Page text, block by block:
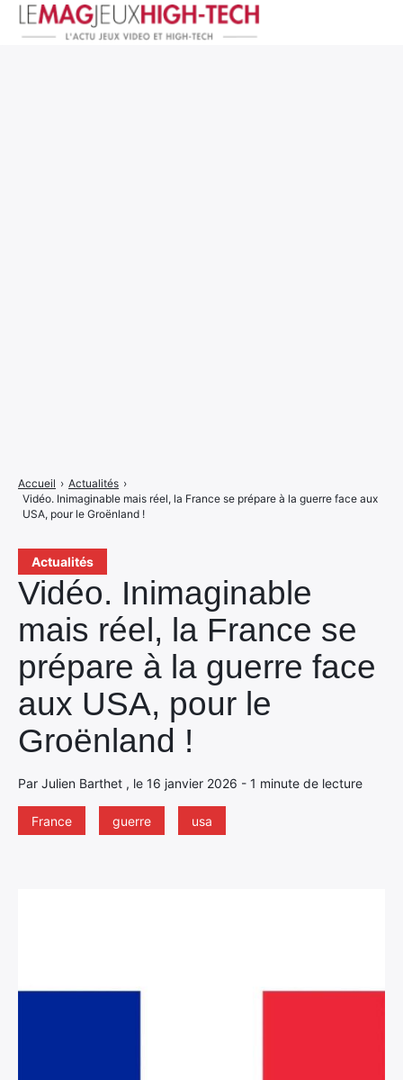
Actualités
Vidéo. Inimaginable
mais réel, la France se
prépare à la guerre face
aux USA, pour le
Groënland !
Par Julien Barthet , le 16 janvier 2026 - 1 minute de lecture
France guerre usa
Accueil › Actualités ›
Vidéo. Inimaginable mais réel, la France se prépare à la guerre face aux
USA, pour le Groënland !